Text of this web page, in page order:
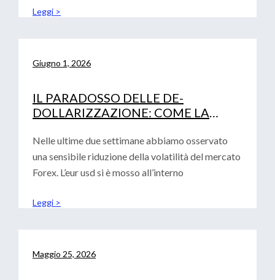
Leggi >
Giugno 1, 2026
IL PARADOSSO DELLE DE-
DOLLARIZZAZIONE: COME LA
RAFFORZA IL BIGLIETTO VERDE
Nelle ultime due settimane abbiamo osservato
una sensibile riduzione della volatilità del mercato
Forex. L’eur usd si è mosso all’interno
Leggi >
Maggio 25, 2026